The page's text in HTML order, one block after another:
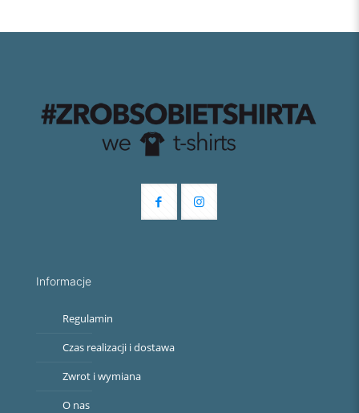
Informacje
Regulamin
Czas realizacji i dostawa
Zwrot i wymiana
O nas